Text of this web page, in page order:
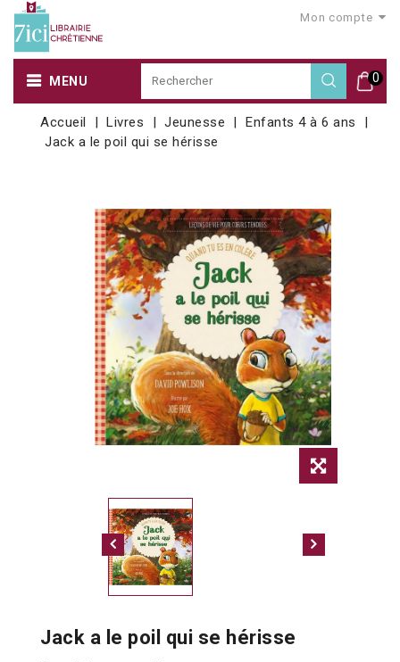
Mon compte
0
MENU
Accueil Livres Jeunesse
Enfants 4 à 6 ans
Jack a le poil qui se hérisse
Jack a le poil qui se hérisse